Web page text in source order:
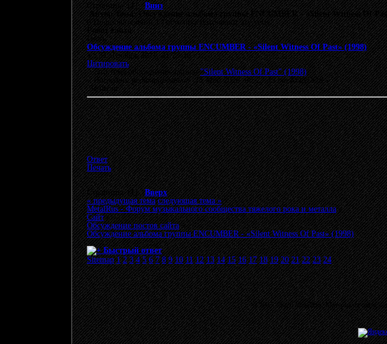
Страницы: [1]Вниз
АвторТема: Обсуждение альбома группы ENCUMBER - «Silent Witness Of
0 Пользователей и 1 Гость просматривают эту тему.
Робот сайта
Гость
Обсуждение альбома группы ENCUMBER - «Silent Witness Of Past» (1998)
«:31 Декабрь 2011, 21:23:26 »
Цитировать
Это тема обсуждения записи"Silent Witness Of Past" (1998).
«Последнее редактирование: 15 Май 2026, 08:23:39 от KONDOR»
Записан
Ответ
Печать
Страницы: [1]Вверх
« предыдущая тема следующая тема »
MetalRus - Форум музыкального сообщества тяжелого рока и металла»
Сайт»
Обсуждение постов сайта»
Обсуждение альбома группы ENCUMBER - «Silent Witness Of Past» (1998)
Быстрый ответ
Sitemap 1 2 3 4 5 6 7 8 9 10 11 12 13 14 15 16 17 18 19 20 21 22 23 24
© 2003 - 2026 MetalRus. Материалы сайта